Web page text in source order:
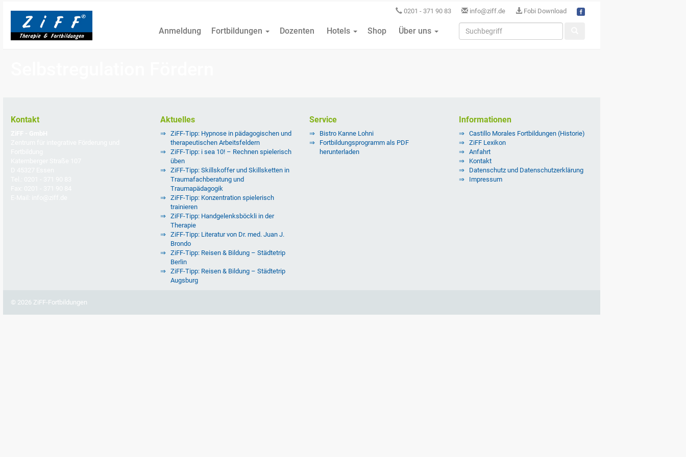
0201 - 371 90 83 info@ziff.de Fobi Download
Anmeldung Fortbildungen Dozenten Hotels Shop Über uns
Kontakt Aktuelles
ZiFF-Tipp: Hypnose in pädagogischen und
therapeutischen Arbeitsfeldern
ZiFF-Tipp: i sea 10! – Rechnen spielerisch
üben
ZiFF-Tipp: Skillskoffer und Skillsketten in
Traumafachberatung und
Traumapädagogik
ZiFF-Tipp: Konzentration spielerisch
trainieren
ZiFF-Tipp: Handgelenksböckli in der
Therapie
ZiFF-Tipp: Literatur von Dr. med. Juan J.
Brondo
ZiFF-Tipp: Reisen & Bildung – Städtetrip
Berlin
ZiFF-Tipp: Reisen & Bildung – Städtetrip
Augsburg
Service
Bistro Kanne Lohni
Fortbildungsprogramm als PDF
herunterladen
Informationen
Castillo Morales Fortbildungen (Historie)
ZiFF Lexikon
Anfahrt
Kontakt
Datenschutz und Datenschutzerklärung
Impressum
© 2026 ZiFF-Fortbildungen